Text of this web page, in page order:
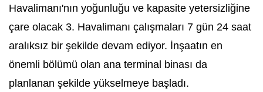
Havalimanı'nın yoğunluğu ve kapasite yetersizliğine
çare olacak 3. Havalimanı çalışmaları 7 gün 24 saat
aralıksız bir şekilde devam ediyor. İnşaatın en
önemli bölümü olan ana terminal binası da
planlanan şekilde yükselmeye başladı.